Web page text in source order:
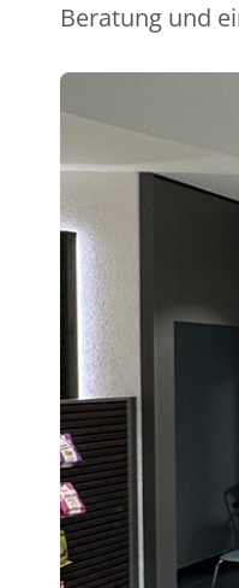
Beratung und